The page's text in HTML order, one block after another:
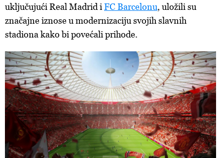
uključujući Real Madrid iFC Barcelonu, uložili su
značajne iznose u modernizaciju svojih slavnih
stadiona kako bi povećali prihode.